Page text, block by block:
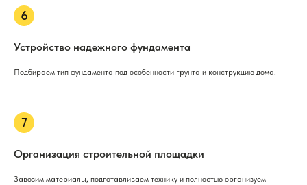
Устройство надежного фундамента
Подбираем тип фундамента под особенности грунта и конструкцию дома.
Организация строительной площадки
Завозим материалы, подготавливаем технику и полностью организуем